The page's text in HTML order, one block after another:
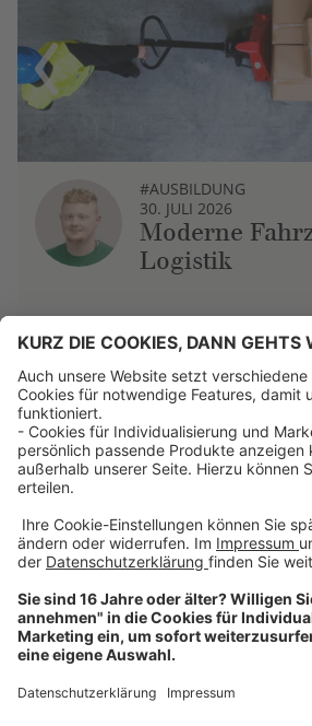
Previous
#AUSBILDUNG
30. JULI 2026
Moderne
Logistik
Über uns
Dehner Unternehmen
Jobs bei Dehner